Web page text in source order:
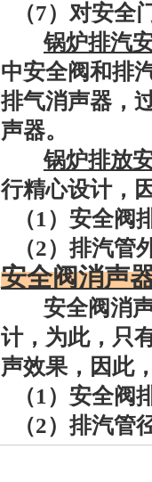
（7）对安全
锅炉排汽
中安全阀和排
排气消声器，
声器。
锅炉排放
行精心设计，
（1）安全阀
（2）排汽管
安全阀消声
安全阀消
计，为此，只
声效果，因此
（1）安全阀
（2）排汽管